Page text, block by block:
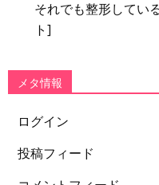
それでも整形してい
ト]
メタ情報
ログイン
投稿フィード